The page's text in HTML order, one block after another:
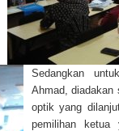
Sedangkan
Ahmad, diadakan
optik yang
pemilihan ketua